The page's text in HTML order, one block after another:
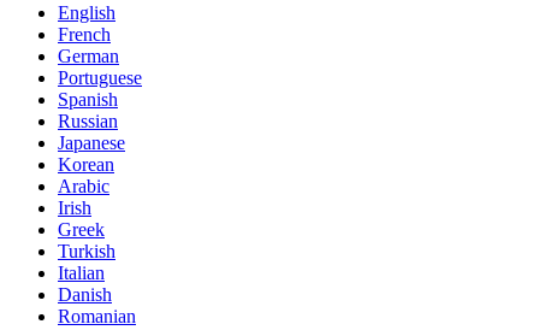
English
French
German
Portuguese
Spanish
Russian
Japanese
Korean
Arabic
Irish
Greek
Turkish
Italian
Danish
Romanian